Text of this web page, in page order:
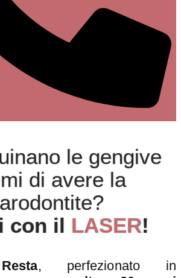
le gengive
di avere la
con il LASER!
, perfezionato in